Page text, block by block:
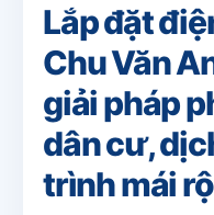
Lắp đặt
Chu Văn
giải pháp
dân cư,
trình mái